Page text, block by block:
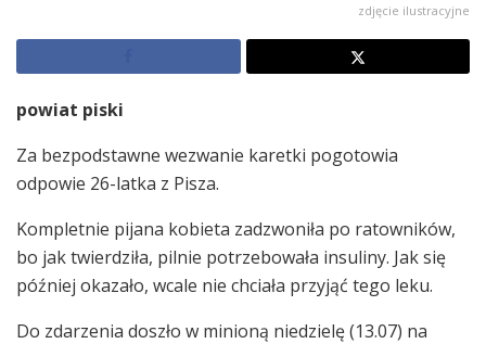
zdjęcie ilustracyjne
powiat piski
Za bezpodstawne wezwanie karetki pogotowia
odpowie 26-latka z Pisza.
Kompletnie pijana kobieta zadzwoniła po ratowników,
bo jak twierdziła, pilnie potrzebowała insuliny. Jak się
później okazało, wcale nie chciała przyjąć tego leku.
Do zdarzenia doszło w minioną niedzielę (13.07) na